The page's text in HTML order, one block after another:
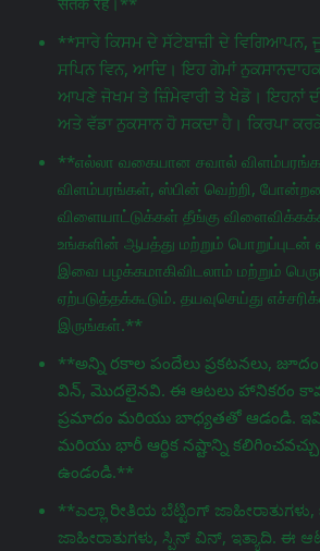
**ਸਾਰੇ ਕਿਸਮ ਦੇ ਸੱਟੇਬਾਜ਼ੀ ਦੇ ਵਿਗਿਆਪਨ,
ਸਪਿਨ ਵਿਨ, ਆਦਿ। ਇਹ ਗੇਮਾਂ
ਆਪਣੇ ਜੋਖਮ ਤੇ ਜ਼ਿੰਮੇਵਾਰੀ ਤੇ ਖੇਡੋ। ਇਹਨਾਂ
ਅਤੇ ਵੱਡਾ ਨੁਕਸਾਨ ਹੋ ਸਕਦਾ ਹੈ। ਕਿਰਪਾ
**எல்லா வகையான சவால்
விளம்பரங்கள், ஸ்பின் வெற்றி,
விளையாட்டுக்கள் தீங்கு
உங்களின் ஆபத்து மற்றும்
இவை பழக்கமாகிவிடலாம் மற்றும்
ஏற்படுத்தக்கூடும். தயவுசெய்து
இருங்கள்.**
**అన్ని రకాల పందేలు ప్రకటనలు, జూదం
విన్, మొదలైనవి. ఈ ఆటలు హానికరం
ప్రమాదం మరియు బాధ్యతతో ఆడండి.
మరియు భారీ ఆర్థిక నష్టాన్ని
ఉండండి.**
**ಎಲ್ಲಾ ರೀತಿಯ ಬೆಟ್ಟಿಂಗ್
ಜಾಹೀರಾತುಗಳು, ಸ್ಪಿನ್ ವಿನ್, ಇತ್ಯಾದಿ. ಈ